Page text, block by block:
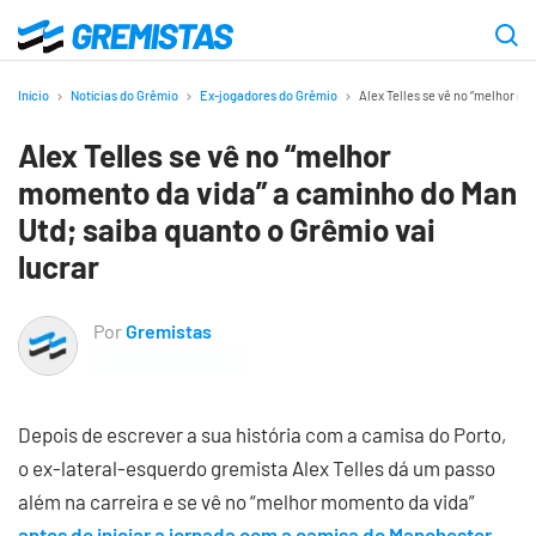
para
principal
Gremistas
Início Notícias do Grêmio Ex-jogadores do Grêmio Alex Telles se vê no “melhor
Alex Telles se vê no “melhor
momento da vida” a caminho do Man
Utd; saiba quanto o Grêmio vai
lucrar
PorGremistas
Depois de escrever a sua história com a camisa do Porto,
o ex-lateral-esquerdo gremista Alex Telles dá um passo
além na carreira e se vê no “melhor momento da vida”